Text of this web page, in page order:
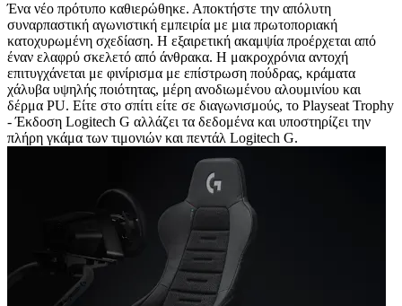
Ένα νέο πρότυπο καθιερώθηκε. Αποκτήστε την απόλυτη
συναρπαστική αγωνιστική εμπειρία με μια πρωτοποριακή
κατοχυρωμένη σχεδίαση. Η εξαιρετική ακαμψία προέρχεται από
έναν ελαφρύ σκελετό από άνθρακα. Η μακροχρόνια αντοχή
επιτυγχάνεται με φινίρισμα με επίστρωση πούδρας, κράματα
χάλυβα υψηλής ποιότητας, μέρη ανοδιωμένου αλουμινίου και
δέρμα PU. Είτε στο σπίτι είτε σε διαγωνισμούς, το Playseat Trophy
- Έκδοση Logitech G αλλάζει τα δεδομένα και υποστηρίζει την
πλήρη γκάμα των τιμονιών και πεντάλ Logitech G.